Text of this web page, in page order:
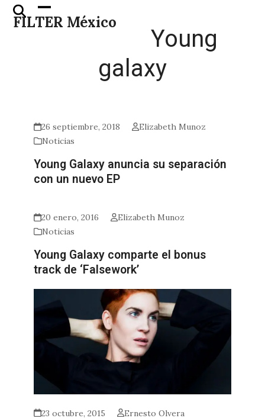
Skip
FILTER México
Open
mobile
Close
mobile
Young
galaxy
26 septiembre, 2018
Elizabeth Munoz
Noticias
Young Galaxy anuncia su separación
con un nuevo EP
20 enero, 2016
Elizabeth Munoz
Noticias
Young Galaxy comparte el bonus
track de ‘Falsework’
23 octubre, 2015
Ernesto Olvera